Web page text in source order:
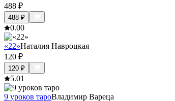
488 ₽
488 ₽
0.00
«22»Наталия Навроцкая
120 ₽
120 ₽
5.01
9 уроков тароВладимир Вареца